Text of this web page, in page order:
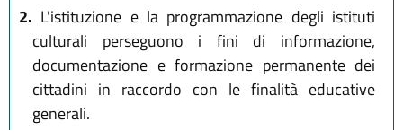
2. L'istituzione e la programmazione degli istituti
culturali perseguono i fini di informazione,
documentazione e formazione permanente dei
cittadini in raccordo con le finalità educative
generali.